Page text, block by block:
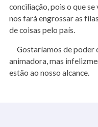
conciliação, pois o que
nos fará engrossar as
de coisas pelo país.
Gostaríamos de poder
animadora, mas
estão ao nosso alcance.